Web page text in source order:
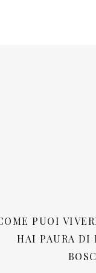
PUOI
HAI PAURA DI